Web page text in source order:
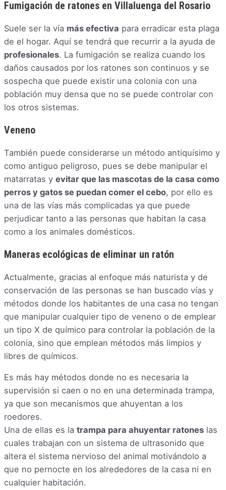
Fumigación de ratones en Villaluenga del Rosario
Suele ser la vía más efectiva para erradicar esta plaga
de el hogar. Aquí se tendrá que recurrir a la ayuda de
profesionales. La fumigación se realiza cuando los
daños causados por los ratones son continuos y se
sospecha que puede existir una colonia con una
población muy densa que no se puede controlar con
los otros sistemas.
Veneno
También puede considerarse un método antiquísimo y
como antiguo peligroso, pues se debe manipular el
matarratas y evitar que las mascotas de la casa como
perros y gatos se puedan comer el cebo, por ello es
una de las vías más complicadas ya que puede
perjudicar tanto a las personas que habitan la casa
como a los animales domésticos.
Maneras ecológicas de eliminar un ratón
Actualmente, gracias al enfoque más naturista y de
conservación de las personas se han buscado vías y
métodos donde los habitantes de una casa no tengan
que manipular cualquier tipo de veneno o de emplear
un tipo X de químico para controlar la población de la
colonia, sino que emplean métodos más limpios y
libres de químicos.
Es más hay métodos donde no es necesaria la
supervisión si caen o no en una determinada trampa,
ya que son mecanismos que ahuyentan a los
roedores.
Una de ellas es la trampa para ahuyentar ratones las
cuales trabajan con un sistema de ultrasonido que
altera el sistema nervioso del animal motivándolo a
que no pernocte en los alrededores de la casa ni en
cualquier habitación.